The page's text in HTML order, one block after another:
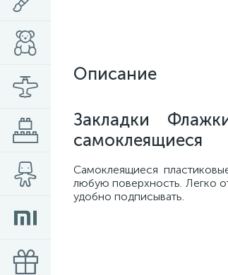
Описание
Закладки
самоклеящиеся
Самоклеящиеся
любую поверхность. Легко
удобно подписывать.